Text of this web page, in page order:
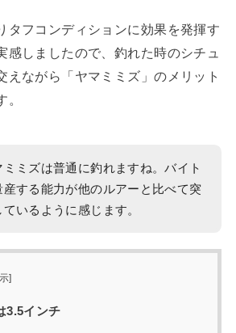
タフコンディションに効果を発揮す
感しましたので、釣れた時のシチュ
えながら「ヤマミミズ」のメリット
ミミズは普通に釣れますね。バイト
産する能力が他のルアーと比べて突
ているように感じます。
]
3.5インチ